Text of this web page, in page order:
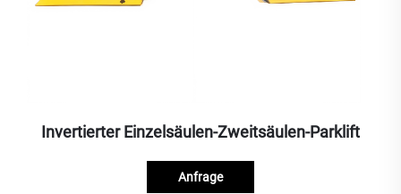
Invertierter Einzelsäulen-Zweitsäulen-Parklift
Anfrage